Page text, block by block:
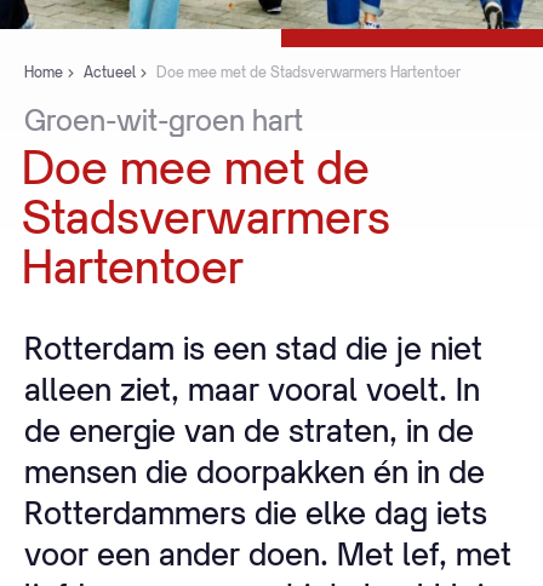
Home Actueel Doe mee met de Stadsverwarmers Hartentoer
Groen-wit-groen hart
Doe mee met de
Stadsverwarmers
Hartentoer
Rotterdam is een stad die je niet
alleen ziet, maar vooral voelt. In
de energie van de straten, in de
mensen die doorpakken én in de
Rotterdammers die elke dag iets
voor een ander doen. Met lef, met